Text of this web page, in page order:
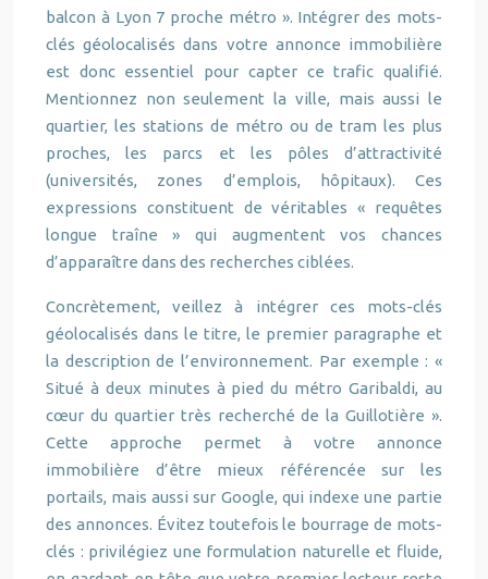
balcon à Lyon 7 proche métro ». Intégrer des mots-
clés géolocalisés dans votre annonce immobilière
est donc essentiel pour capter ce trafic qualifié.
Mentionnez non seulement la ville, mais aussi le
quartier, les stations de métro ou de tram les plus
proches, les parcs et les pôles d’attractivité
(universités, zones d’emplois, hôpitaux). Ces
expressions constituent de véritables « requêtes
longue traîne » qui augmentent vos chances
d’apparaître dans des recherches ciblées.
Concrètement, veillez à intégrer ces mots-clés
géolocalisés dans le titre, le premier paragraphe et
la description de l’environnement. Par exemple : «
Situé à deux minutes à pied du métro Garibaldi, au
cœur du quartier très recherché de la Guillotière ».
Cette approche permet à votre annonce
immobilière d’être mieux référencée sur les
portails, mais aussi sur Google, qui indexe une partie
des annonces. Évitez toutefois le bourrage de mots-
clés : privilégiez une formulation naturelle et fluide,